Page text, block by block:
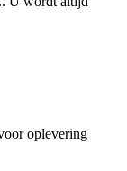
oplevering